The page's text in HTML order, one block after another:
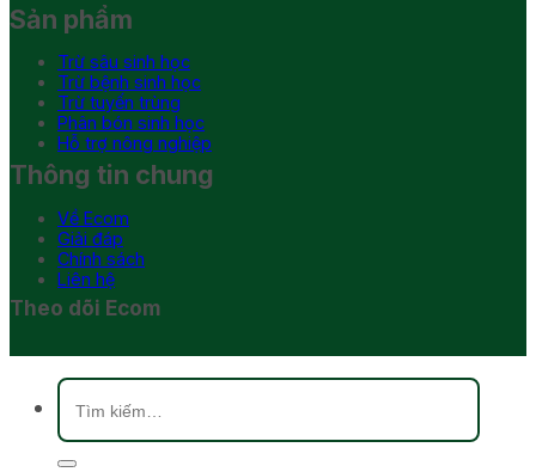
Sản phẩm
Trừ sâu sinh học
Trừ bệnh sinh học
Trừ tuyến trùng
Phân bón sinh học
Hỗ trợ nông nghiệp
Thông tin chung
Về Ecom
Giải đáp
Chính sách
Liên hệ
Theo dõi Ecom
Tìm
kiếm: